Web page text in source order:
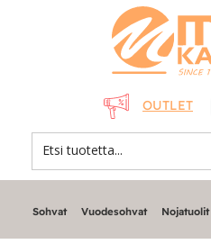
OUTLET
Sohvat Vuodesohvat Nojatuolit